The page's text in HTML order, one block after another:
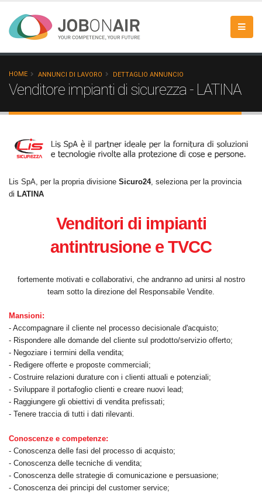
HOME ANNUNCI DI LAVORO DETTAGLIO ANNUNCIO
Venditore impianti di sicurezza - LATINA
Lis SpA, per la propria divisione Sicuro24, seleziona per la provincia
di LATINA
Venditori di impianti
antintrusione e TVCC
fortemente motivati e collaborativi, che andranno ad unirsi al nostro
team sotto la direzione del Responsabile Vendite.
Mansioni:
- Accompagnare il cliente nel processo decisionale d'acquisto;
- Rispondere alle domande del cliente sul prodotto/servizio offerto;
- Negoziare i termini della vendita;
- Redigere offerte e proposte commerciali;
- Costruire relazioni durature con i clienti attuali e potenziali;
- Sviluppare il portafoglio clienti e creare nuovi lead;
- Raggiungere gli obiettivi di vendita prefissati;
- Tenere traccia di tutti i dati rilevanti.
Conoscenze e competenze:
- Conoscenza delle fasi del processo di acquisto;
- Conoscenza delle tecniche di vendita;
- Conoscenza delle strategie di comunicazione e persuasione;
- Conoscenza dei principi del customer service;